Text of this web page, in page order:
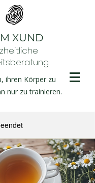
XUND
ihren Körper zu
nur zu trainieren.